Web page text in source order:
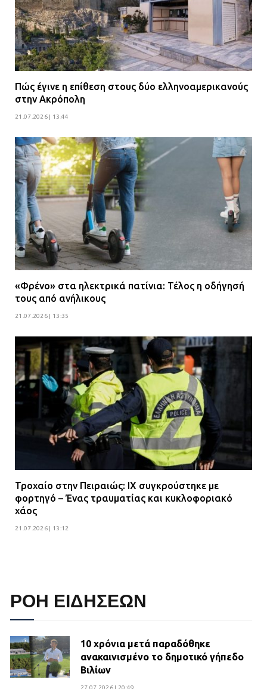
Πώς έγινε η επίθεση στους δύο ελληνοαμερικανούς
στην Ακρόπολη
21.07.2026 | 13:44
«Φρένο» στα ηλεκτρικά πατίνια: Τέλος η οδήγησή
τους από ανήλικους
21.07.2026 | 13:35
Τροχαίο στην Πειραιώς: ΙΧ συγκρούστηκε με
φορτηγό – Ένας τραυματίας και κυκλοφοριακό
χάος
21.07.2026 | 13:12
ΡΟΗ ΕΙΔΗΣΕΩΝ
10 χρόνια μετά παραδόθηκε
ανακαινισμένο το δημοτικό γήπεδο
Βιλίων
27.07.2026 | 20:49